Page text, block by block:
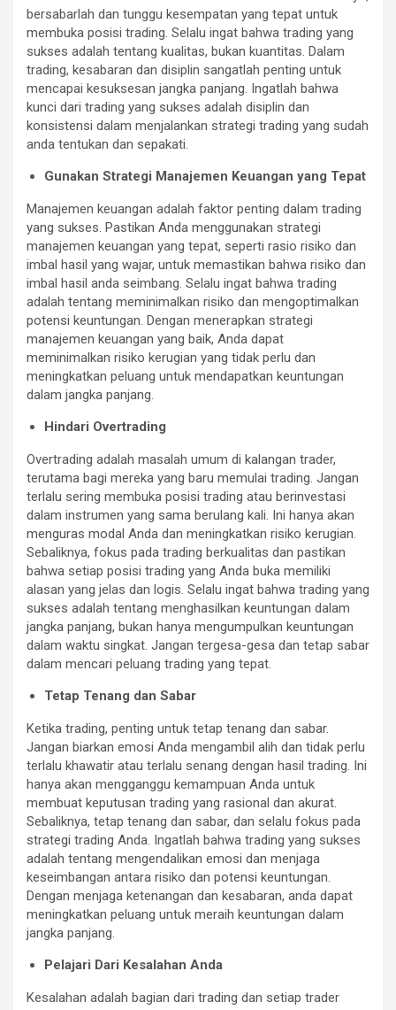
bersabarlah dan tunggu kesempatan yang tepat untuk
membuka posisi trading. Selalu ingat bahwa trading yang
sukses adalah tentang kualitas, bukan kuantitas. Dalam
trading, kesabaran dan disiplin sangatlah penting untuk
mencapai kesuksesan jangka panjang. Ingatlah bahwa
kunci dari trading yang sukses adalah disiplin dan
konsistensi dalam menjalankan strategi trading yang sudah
anda tentukan dan sepakati.
Gunakan Strategi Manajemen Keuangan yang Tepat
Manajemen keuangan adalah faktor penting dalam trading
yang sukses. Pastikan Anda menggunakan strategi
manajemen keuangan yang tepat, seperti rasio risiko dan
imbal hasil yang wajar, untuk memastikan bahwa risiko dan
imbal hasil anda seimbang. Selalu ingat bahwa trading
adalah tentang meminimalkan risiko dan mengoptimalkan
potensi keuntungan. Dengan menerapkan strategi
manajemen keuangan yang baik, Anda dapat
meminimalkan risiko kerugian yang tidak perlu dan
meningkatkan peluang untuk mendapatkan keuntungan
dalam jangka panjang.
Hindari Overtrading
Overtrading adalah masalah umum di kalangan trader,
terutama bagi mereka yang baru memulai trading. Jangan
terlalu sering membuka posisi trading atau berinvestasi
dalam instrumen yang sama berulang kali. Ini hanya akan
menguras modal Anda dan meningkatkan risiko kerugian.
Sebaliknya, fokus pada trading berkualitas dan pastikan
bahwa setiap posisi trading yang Anda buka memiliki
alasan yang jelas dan logis. Selalu ingat bahwa trading yang
sukses adalah tentang menghasilkan keuntungan dalam
jangka panjang, bukan hanya mengumpulkan keuntungan
dalam waktu singkat. Jangan tergesa-gesa dan tetap sabar
dalam mencari peluang trading yang tepat.
Tetap Tenang dan Sabar
Ketika trading, penting untuk tetap tenang dan sabar.
Jangan biarkan emosi Anda mengambil alih dan tidak perlu
terlalu khawatir atau terlalu senang dengan hasil trading. Ini
hanya akan mengganggu kemampuan Anda untuk
membuat keputusan trading yang rasional dan akurat.
Sebaliknya, tetap tenang dan sabar, dan selalu fokus pada
strategi trading Anda. Ingatlah bahwa trading yang sukses
adalah tentang mengendalikan emosi dan menjaga
keseimbangan antara risiko dan potensi keuntungan.
Dengan menjaga ketenangan dan kesabaran, anda dapat
meningkatkan peluang untuk meraih keuntungan dalam
jangka panjang.
Pelajari Dari Kesalahan Anda
Kesalahan adalah bagian dari trading dan setiap trader